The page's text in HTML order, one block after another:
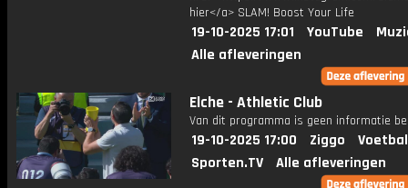
hier</a> SLAM! Boost Your Life
19-10-2025 17:01 YouTube
Alle afleveringen
Elche - Athletic Club
Van dit programma is geen informatie
19-10-2025 17:00 Ziggo
Sporten.TV
Alle afleveringen